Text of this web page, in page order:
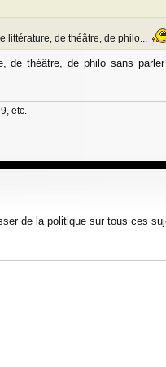
littérature, de théâtre, de philo...
de théâtre, de philo sans
etc.
de la politique sur tous ces